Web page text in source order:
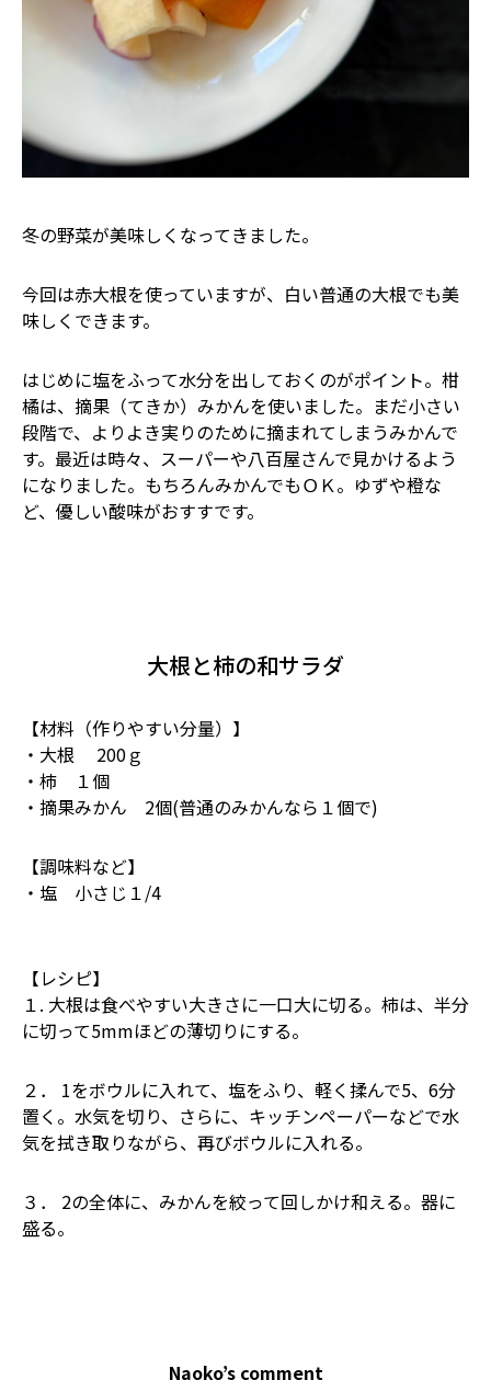
冬の野菜が美味しくなってきました。
今回は赤大根を使っていますが、白い普通の大根でも美
味しくできます。
はじめに塩をふって水分を出しておくのがポイント。柑
橘は、摘果（てきか）みかんを使いました。まだ小さい
段階で、よりよき実りのために摘まれてしまうみかんで
す。最近は時々、スーパーや八百屋さんで見かけるよう
になりました。もちろんみかんでもＯＫ。ゆずや橙な
ど、優しい酸味がおすすです。
大根と柿の和サラダ
【材料（作りやすい分量）】
・大根 200ｇ
・柿 １個
・摘果みかん 2個(普通のみかんなら１個で)
【調味料など】
・塩 小さじ１/4
【レシピ】
１. 大根は食べやすい大きさに一口大に切る。柿は、半分
に切って5mmほどの薄切りにする。
２． 1をボウルに入れて、塩をふり、軽く揉んで5、6分
置く。水気を切り、さらに、キッチンペーパーなどで水
気を拭き取りながら、再びボウルに入れる。
３． 2の全体に、みかんを絞って回しかけ和える。器に
盛る。
Naoko’s comment